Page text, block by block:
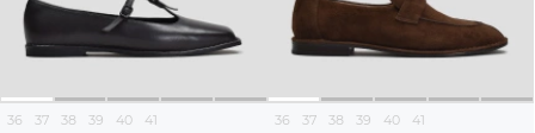
36 37 38 39 40 41 36 37 38 39 40 41